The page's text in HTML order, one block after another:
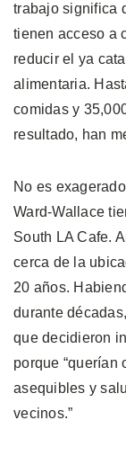
trabajo significa
tienen acceso a
reducir el ya
alimentaria.
comidas y
resultado, han
No es
Ward-Wallace
South LA Cafe.
cerca de la
20 años.
durante
que decidieron
porque “querían
asequibles y
vecinos.”